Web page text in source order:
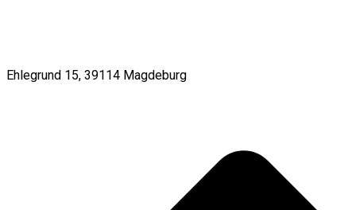
Ehlegrund 15, 39114 Magdeburg